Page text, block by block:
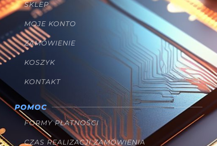
SKLEP
MOJE KONTO
ZAMÓWIENIE
KOSZYK
KONTAKT
POMOC
FORMY PŁATNOŚCI
CZAS REALIZACJI ZAMÓWIENIA